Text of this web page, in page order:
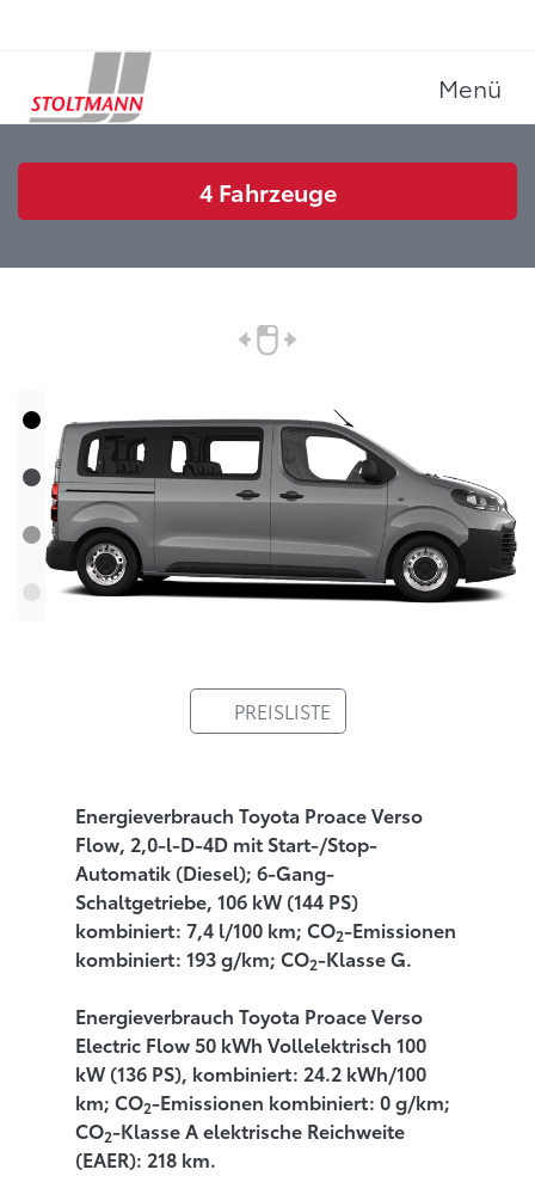
Menü
4 Fahrzeuge
PREISLISTE
Energieverbrauch Toyota Proace Verso
Flow, 2,0-l-D-4D mit Start-/Stop-
Automatik (Diesel); 6-Gang-
Schaltgetriebe, 106 kW (144 PS)
kombiniert: 7,4 l/100 km; CO2-Emissionen
kombiniert: 193 g/km; CO2-Klasse G.
Energieverbrauch Toyota Proace Verso
Electric Flow 50 kWh Vollelektrisch 100
kW (136 PS), kombiniert: 24.2 kWh/100
km; CO2-Emissionen kombiniert: 0 g/km;
CO2-Klasse A elektrische Reichweite
(EAER): 218 km.